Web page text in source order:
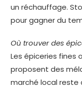
un réchauffage.
pour gagner du
Où trouver des
Les épiceries fines
proposent des
marché local reste